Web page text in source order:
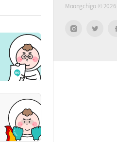
Moongchigo © 2026